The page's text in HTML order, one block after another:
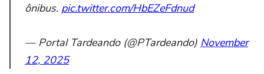
ônibus. pic.twitter.com/HbEZeFdnud
— Portal Tardeando (@PTardeando) November
12, 2025